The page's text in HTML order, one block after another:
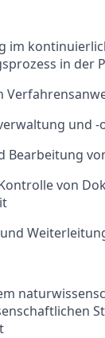
im
in der
und -
Bearbeitung
von